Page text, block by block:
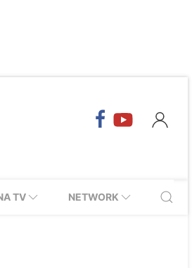
TV NETWORK